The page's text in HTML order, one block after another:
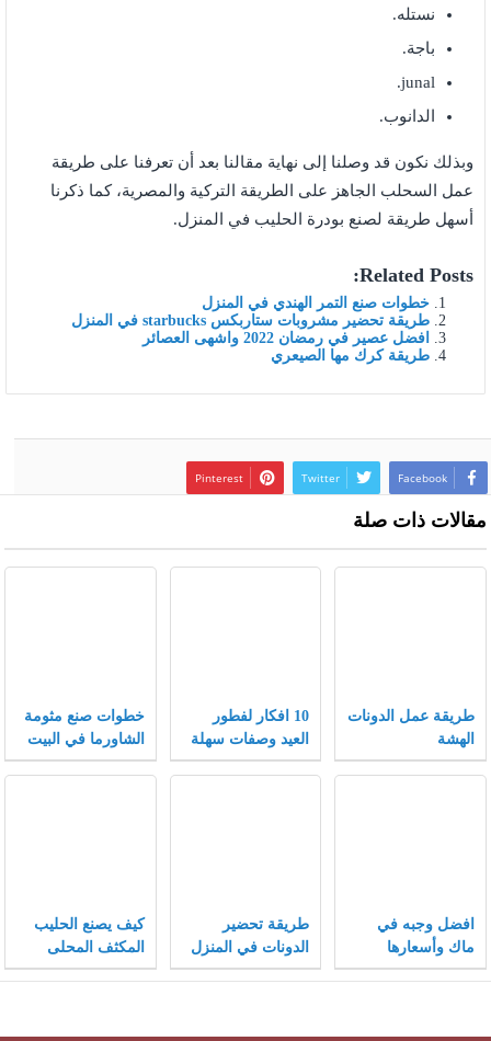
نستله.
باجة.
junal.
الدانوب.
وبذلك نكون قد وصلنا إلى نهاية مقالنا بعد أن تعرفنا على طريقة
عمل السحلب الجاهز على الطريقة التركية والمصرية، كما ذكرنا
أسهل طريقة لصنع بودرة الحليب في المنزل.
Related Posts:
خطوات صنع التمر الهندي في المنزل
طريقة تحضير مشروبات ستاربكس starbucks في المنزل
افضل عصير في رمضان 2022 واشهى العصائر
طريقة كرك مها الصيعري
Facebook
Twitter
Pinterest
مقالات ذات صلة
طريقة عمل الدونات
الهشة
10 افكار لفطور
العيد وصفات سهلة
وسريعة لفطور
خطوات صنع مثومة
الشاورما في البيت
افضل وجبه في
ماك وأسعارها
طريقة تحضير
الدونات في المنزل
مثل المحلات
كيف يصنع الحليب
المكثف المحلى
وفيما يستخدم